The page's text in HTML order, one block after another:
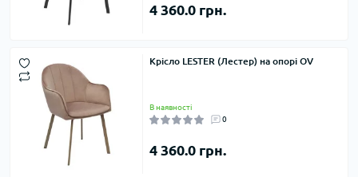
4 360.0 грн.
Крісло LESTER (Лестер) на опорі OV
В наявності
0
4 360.0 грн.